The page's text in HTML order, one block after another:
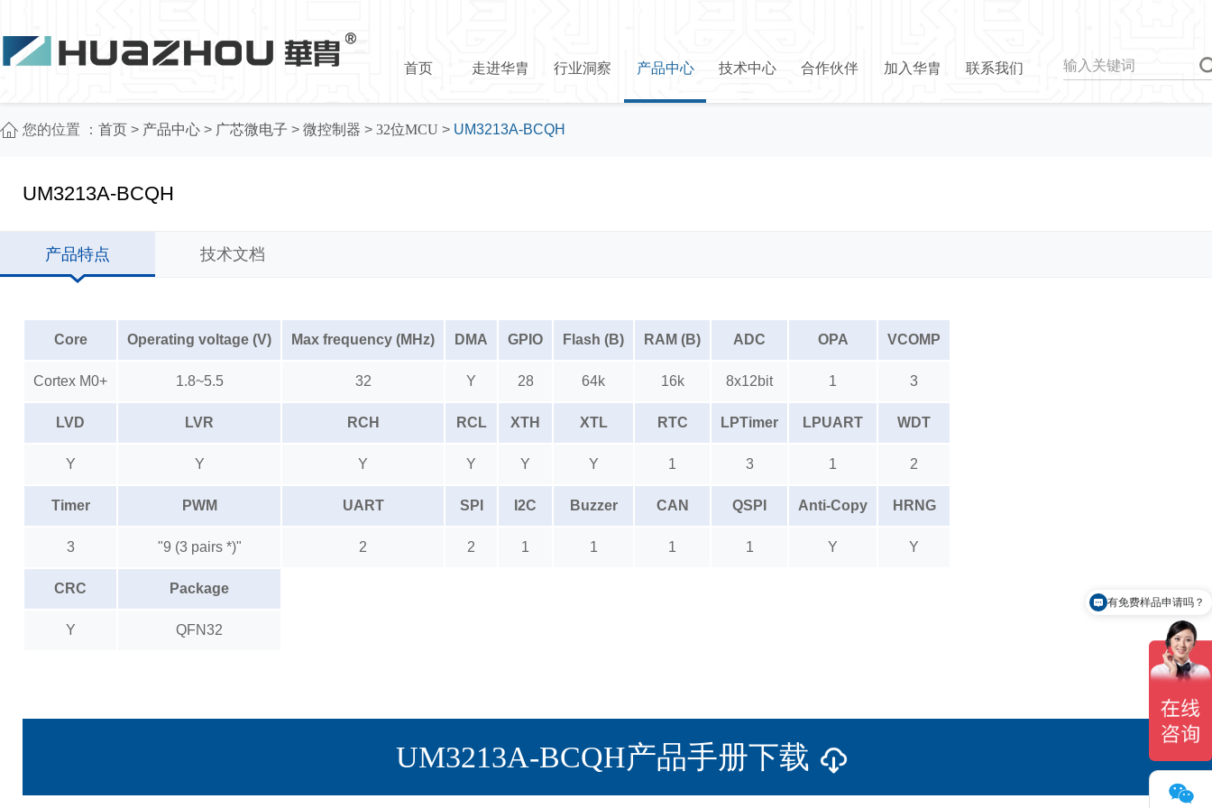
首页 走进华胄 行业洞察 产品中心 技术中心 合作伙伴 加入华胄 联系我们
您的位置 ： 首页 > 产品中心 > 广芯微电子 > 微控制器 > 32位MCU > UM3213A-BCQH
UM3213A-BCQH
产品特点 技术文档
Core Operating voltage (V) Max frequency (MHz) DMA GPIO Flash (B) RAM (B) ADC OPA VCOMP
Cortex M0+ 1.8~5.5 32 Y 28 64k 16k 8x12bit 1 3
LVD LVR RCH RCL XTH XTL RTC LPTimer LPUART WDT
Y Y Y Y Y Y 1 3 1 2
Timer PWM UART SPI I2C Buzzer CAN QSPI Anti-Copy HRNG
3 "9 (3 pairs *)" 2 2 1 1 1 1 Y Y
CRC Package
Y QFN32
UM3213A-BCQH产品手册下载
有免费样品申请吗？